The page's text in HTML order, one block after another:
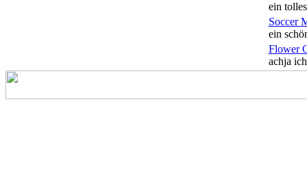
ein
Soccer
ein
Flower
achja